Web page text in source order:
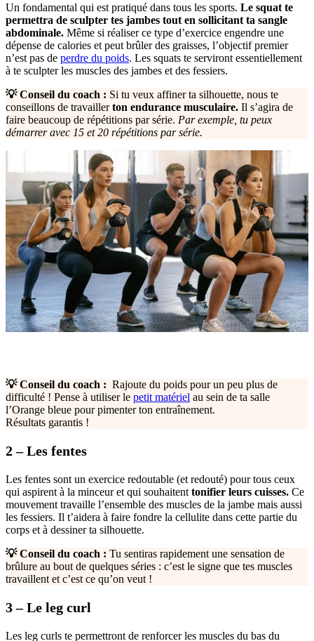
Un fondamental qui est pratiqué dans tous les sports. Le squat te
permettra de sculpter tes jambes tout en sollicitant ta sangle
abdominale. Même si réaliser ce type d’exercice engendre une
dépense de calories et peut brûler des graisses, l’objectif premier
n’est pas de perdre du poids. Les squats te serviront essentiellement
à te sculpter les muscles des jambes et des fessiers.
💡 Conseil du coach : Si tu veux affiner ta silhouette, nous te
conseillons de travaillerton endurance musculaire. Il s’agira de
faire beaucoup de répétitions par série. Par exemple, tu peux
démarrer avec 15 et 20 répétitions par série.
💡 Conseil du coach : Rajoute du poids pour un peu plus de
difficulté ! Pense à utiliser le petit matériel au sein de ta salle
l’Orange bleue pour pimenter ton entraînement.
Résultats garantis !
2 – Les fentes
Les fentes sont un exercice redoutable (et redouté) pour tous ceux
qui aspirent à la minceur et qui souhaitent tonifier leurs cuisses. Ce
mouvement travaille l’ensemble des muscles de la jambe mais aussi
les fessiers. Il t’aidera à faire fondre la cellulite dans cette partie du
corps et à dessiner ta silhouette.
💡 Conseil du coach : Tu sentiras rapidement une sensation de
brûlure au bout de quelques séries : c’est le signe que tes muscles
travaillent et c’est ce qu’on veut !
3 – Le leg curl
Les leg curls te permettront de renforcer les muscles du bas du